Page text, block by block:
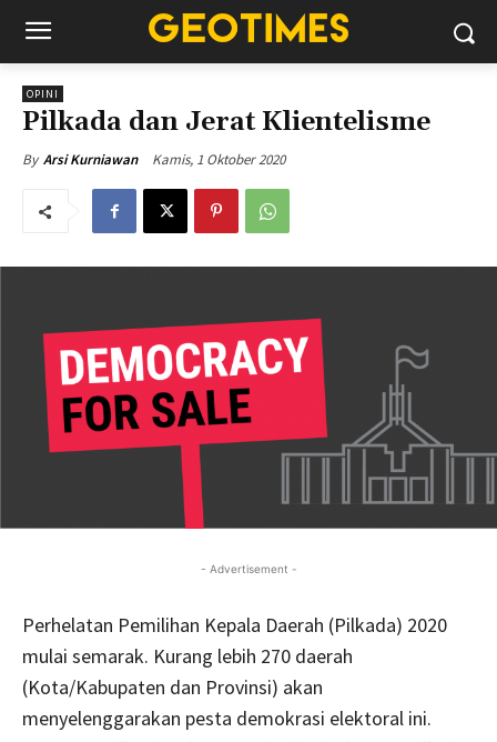
OPINI
Pilkada dan Jerat Klientelisme
By Arsi Kurniawan Kamis, 1 Oktober 2020
- Advertisement -
Perhelatan Pemilihan Kepala Daerah (Pilkada) 2020
mulai semarak. Kurang lebih 270 daerah
(Kota/Kabupaten dan Provinsi) akan
menyelenggarakan pesta demokrasi elektoral ini.